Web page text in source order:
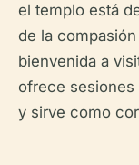
el templo está
de la
bienvenida a
ofrece sesiones
y sirve como